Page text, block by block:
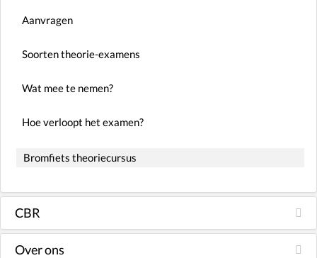
Aanvragen
Soorten theorie-examens
Wat mee te nemen?
Hoe verloopt het examen?
Bromfiets theoriecursus
CBR
Over ons